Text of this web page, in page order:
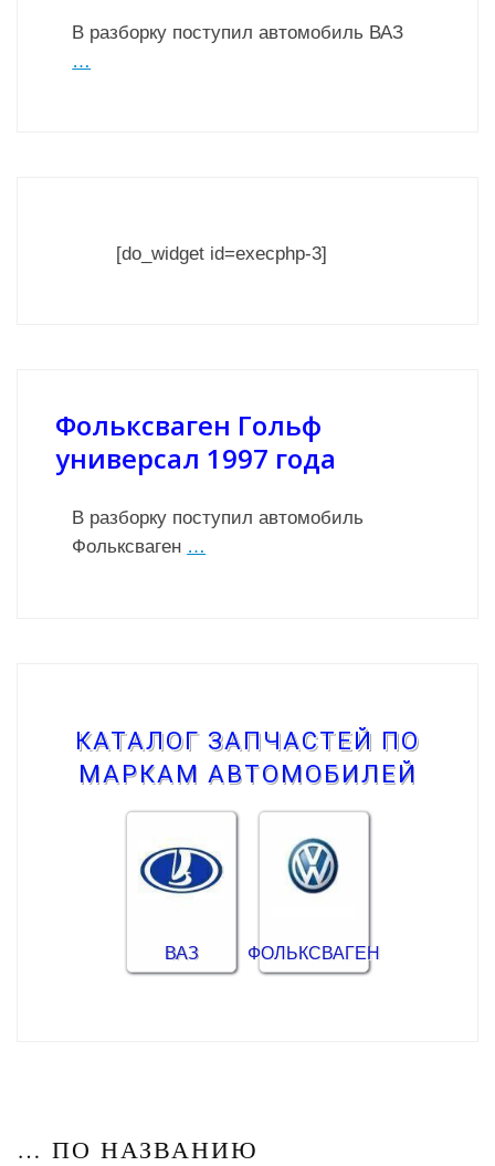
В разборку поступил автомобиль ВАЗ
…
[do_widget id=execphp-3]
Фольксваген Гольф
универсал 1997 года
В разборку поступил автомобиль
Фольксваген …
КАТАЛОГ ЗАПЧАСТЕЙ ПО
МАРКАМ АВТОМОБИЛЕЙ
ВАЗ ФОЛЬКСВАГЕН
… ПО НАЗВАНИЮ